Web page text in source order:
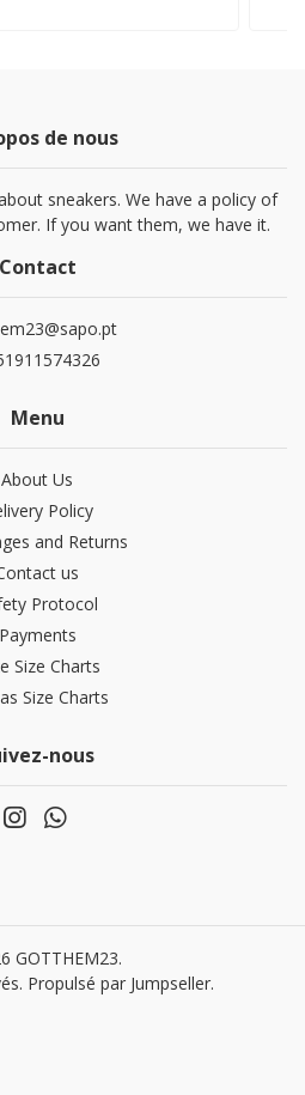
de nous
sneakers. We have a policy of
If you want them, we have it.
Contact
Menu
About Us
Policy
and Returns
us
Protocol
Payments
Size Charts
Size Charts
nous
GOTTHEM23.
Propulsé par Jumpseller.